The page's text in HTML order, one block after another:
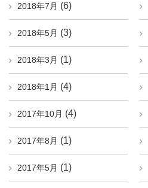
2018年7月 (6)
2018年5月 (3)
2018年3月 (1)
2018年1月 (4)
2017年10月 (4)
2017年8月 (1)
2017年5月 (1)